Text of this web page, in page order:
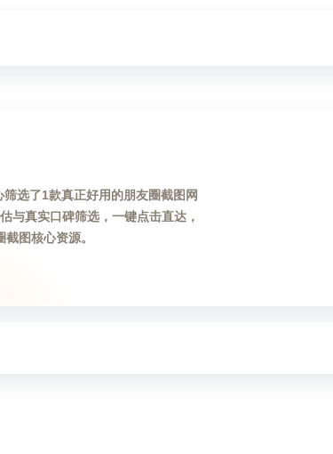
选了1款真正好用的朋友圈截图网
与真实口碑筛选，一键点击直达，
图核心资源。